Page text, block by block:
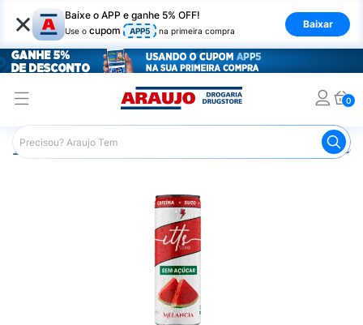
× Baixe o APP e ganhe 5% OFF!
Use o cupom APP5 na primeira compra
Baixar
0
Araujo Mercado